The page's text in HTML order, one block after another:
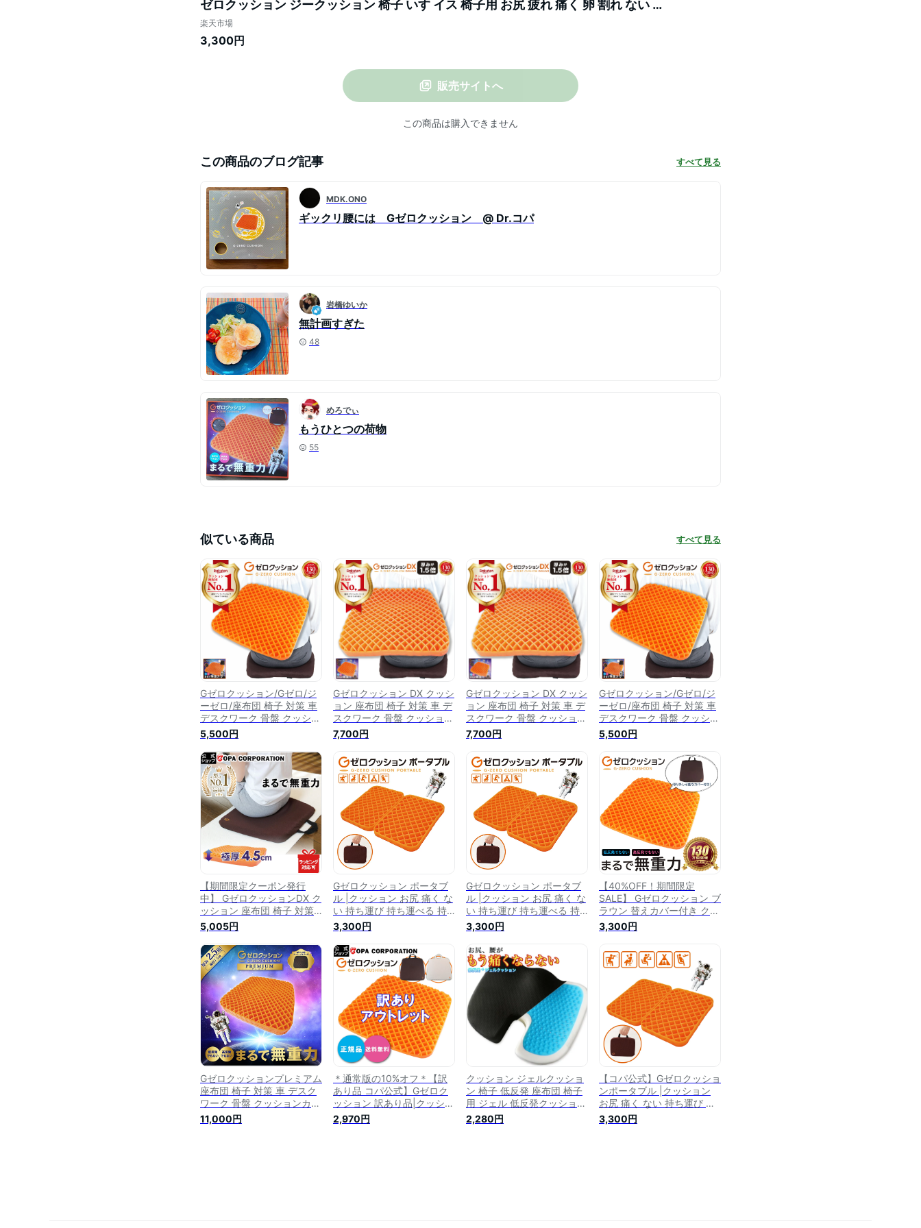
ゼロクッション ジークッション 椅子 いす イス 椅子用 お尻 疲れ 痛く 卵 割れ ない 柔
らか 座布団 背もたれ 無重力 車 デスクワーク リモートワーク クリスマス ギフト プレ
ゼント 社会人
楽天市場
3,300円
販売サイトへ
この商品は購入できません
この商品のブログ記事 すべて見る
MDK.ONO
ギックリ腰には Gゼロクッション @ Dr.コパ
岩橋ゆいか
無計画すぎた
48
めろでぃ
もうひとつの荷物
55
似ている商品 すべて見る
Gゼロクッション/Gゼロ/ジ
ーゼロ/座布団 椅子 対策 車
デスクワーク 骨盤 クッショ
ンカバー 姿勢 シート 低反
発 お尻 卵 レジェンド松下
柔らか 椅子用 座ぶとん ゲ
ル 高反発 イス いす ジェル
車椅子 無重力 ゲーム 座席
リモートワーク ギフト
5,500円
Gゼロクッション DX クッシ
ョン 座布団 椅子 対策 車 デ
スクワーク 骨盤 クッション
カバー 姿勢 シート 低反発
お尻 椅子用 座ぶとん ゲル
高反発 イス いす ジェル 車
椅子 厚い 無重力 ゲーム 座
席 リモートワーク テレワー
ク ギフト ブラウン Gゼロ
7,700円
Gゼロクッション DX クッシ
ョン 座布団 椅子 対策 車 デ
スクワーク 骨盤 クッション
カバー 姿勢 シート 低反発
お尻 椅子用 座ぶとん ゲル
高反発 イス いす ジェル 車
椅子 厚い 無重力 ゲーム 座
席 リモートワーク テレワー
ク ギフト ブラウン Gゼロ
7,700円
Gゼロクッション/Gゼロ/ジ
ーゼロ/座布団 椅子 対策 車
デスクワーク 骨盤 クッショ
ンカバー 姿勢 シート 低反
発 お尻 卵 レジェンド松下
柔らか 椅子用 座ぶとん ゲ
ル 高反発 イス いす ジェル
車椅子 ヒップフィッター 無
重力 ゲーム 座席 リモート
ワーク ギフト
5,500円
【期間限定クーポン発行
中】 GゼロクッションDX ク
ッション 座布団 椅子 対策
車 デスクワーク 骨盤 クッ
ションカバー 姿勢 シート
低反発 お尻 椅子用 座ぶと
ん ゲル 高反発 イス いす ジ
ェル 車椅子 厚い 無重力 ゲ
ーム 座席 リモートワーク
テレワーク ギフト ブラウン
5,005円
Gゼロクッション ポータブ
ル |クッション お尻 痛く な
い 持ち運び 持ち運べる 持
ち運び 車 運転席 座席 ゲー
ム 座布団 いす イス 椅子 デ
スクワーク テレワーク 在宅
ワーク 厚い 低反発 高反発
椅子用 ギフト ギフト プレ
ゼント Gゼロ
3,300円
Gゼロクッション ポータブ
ル |クッション お尻 痛く な
い 持ち運び 持ち運べる 持
ち運び 車 運転席 座席 ゲー
ム 座布団 いす イス 椅子 デ
スクワーク テレワーク 在宅
ワーク 厚い 低反発 高反発
椅子用 ギフト ギフト プレ
ゼント Gゼロ
3,300円
【40%OFF！期間限定
SALE】 Gゼロクッション ブ
ラウン 替えカバー付き クッ
ション まるで無重力 お尻
痛く ない 車 運転席 座席 ゲ
チェア デスク デスクワーク
テレワーク 在宅ワーク 厚い
低反発 高反発 椅子用
3,300円
Gゼロクッションプレミアム
座布団 椅子 対策 車 デスク
ワーク 骨盤 クッションカバ
ー 姿勢 シート 低反発 お尻
椅子用 座ぶとん ゲル 高反
11,000円
＊通常版の10%オフ＊【訳
あり品 コパ公式】Gゼロク
ッション 訳あり品|クッショ
ン お尻 痛く ない 車 運転席
座席 ゲーム 座布団 いす イ
2,970円
クッション ジェルクッショ
ン 椅子 低反発 座布団 椅子
用 ジェル 低反発クッション
腰痛クッション ゼロクッシ
ョン 姿勢 オフィスワーク
2,280円
【コパ公式】Gゼロクッショ
ンポータブル |クッション
お尻 痛く ない 持ち運び 持
ち運べる 持ち運び 車 運転
席 座席 ゲーム 座布団 いす
3,300円